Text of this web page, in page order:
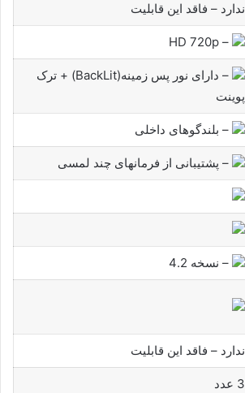
ندارد – فاقد این قابلیت
– HD 720p
– دارای نور پس زمینه(BackLit) + ترک
پوینت
– بلندگوهای داخلی
– پشتیبانی از فرمانهای چند لمسی
– نسخه 4.2
ندارد – فاقد این قابلیت
3 عدد